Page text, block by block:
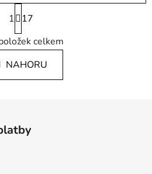
O
v
l
á
d
í
p
S
t
r
á
n
k
1
17
celkem
NAHORU